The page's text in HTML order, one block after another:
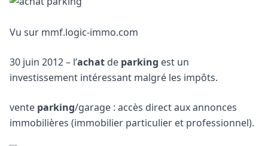
Vu sur mmf.logic-immo.com
30 juin 2012 – l’achat de parking est un
investissement intéressant malgré les impôts.
vente parking/garage : accès direct aux annonces
immobilières (immobilier particulier et professionnel).